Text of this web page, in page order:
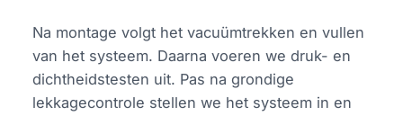
Na montage volgt het vacuümtrekken en vullen
van het systeem. Daarna voeren we druk- en
dichtheidstesten uit. Pas na grondige
lekkagecontrole stellen we het systeem in en